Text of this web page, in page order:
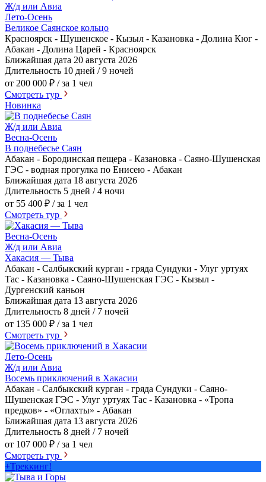
Ж/д или Авиа
Лето-Осень
Великое Саянское кольцо
Красноярск - Шушенское - Кызыл - Казановка - Долина Кюг -
Абакан - Долина Царей - Красноярск
Ближайшая дата 20 августа 2026
Длительность 10 дней / 9 ночей
от 200 000 ₽ / за 1 чел
Смотреть тур
Новинка
Ж/д или Авиа
Весна-Осень
В поднебесье Саян
Абакан - Бородинская пещера - Казановка - Саяно-Шушенская
ГЭС - водная прогулка по Енисею - Абакан
Ближайшая дата 18 августа 2026
Длительность 5 дней / 4 ночи
от 55 400 ₽ / за 1 чел
Смотреть тур
Весна-Осень
Ж/д или Авиа
Хакасия — Тыва
Абакан - Салбыкский курган - гряда Сундуки - Улуг уртуях
Тас - Казановка - Саяно-Шушенская ГЭС - Кызыл -
Дургенский каньон
Ближайшая дата 13 августа 2026
Длительность 8 дней / 7 ночей
от 135 000 ₽ / за 1 чел
Смотреть тур
Лето-Осень
Ж/д или Авиа
Восемь приключений в Хакасии
Абакан - Салбыкский курган - гряда Сундуки - Саяно-
Шушенская ГЭС - Улуг уртуях Тас - Казановка - «Тропа
предков» - «Оглахты» - Абакан
Ближайшая дата 13 августа 2026
Длительность 8 дней / 7 ночей
от 107 000 ₽ / за 1 чел
Смотреть тур
+Треккинг!